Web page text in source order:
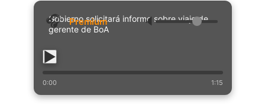
Gobierno solicitará informe sobre viaje de
gerente de BoA
🔈
0:00 1:15